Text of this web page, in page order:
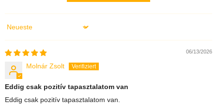
Sort by
06/13/2026
Molnár Zsolt
Eddig csak pozitív tapasztalatom van
Eddig csak pozitív tapasztalatom van.